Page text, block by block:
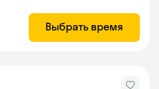
Выбрать время